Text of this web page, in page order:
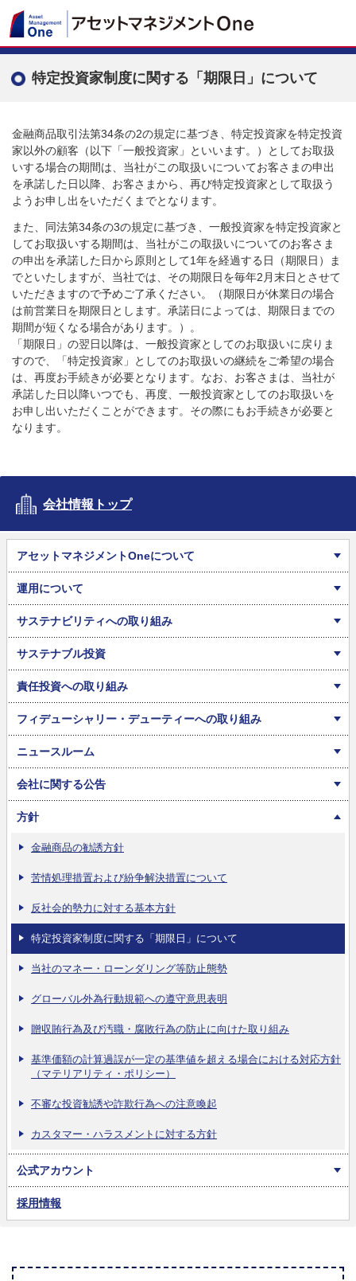
特定投資家制度に関する「期限日」について
金融商品取引法第34条の2の規定に基づき、特定投資家を特定投資
家以外の顧客（以下「一般投資家」といいます。）としてお取扱
いする場合の期間は、当社がこの取扱いについてお客さまの申出
を承諾した日以降、お客さまから、再び特定投資家として取扱う
ようお申し出をいただくまでとなります。
また、同法第34条の3の規定に基づき、一般投資家を特定投資家と
してお取扱いする期間は、当社がこの取扱いについてのお客さま
の申出を承諾した日から原則として1年を経過する日（期限日）ま
でといたしますが、当社では、その期限日を毎年2月末日とさせて
いただきますので予めご了承ください。（期限日が休業日の場合
は前営業日を期限日とします。承諾日によっては、期限日までの
期間が短くなる場合があります。）。
「期限日」の翌日以降は、一般投資家としてのお取扱いに戻りま
すので、「特定投資家」としてのお取扱いの継続をご希望の場合
は、再度お手続きが必要となります。なお、お客さまは、当社が
承諾した日以降いつでも、再度、一般投資家としてのお取扱いを
お申し出いただくことができます。その際にもお手続きが必要と
なります。
会社情報トップ
アセットマネジメントOneについて
運用について
サステナビリティへの取り組み
サステナブル投資
責任投資への取り組み
フィデューシャリー・デューティーへの取り組み
ニュースルーム
会社に関する公告
方針
金融商品の勧誘方針
苦情処理措置および紛争解決措置について
反社会的勢力に対する基本方針
特定投資家制度に関する「期限日」について
当社のマネー・ローンダリング等防止態勢
グローバル外為行動規範への遵守意思表明
贈収賄行為及び汚職・腐敗行為の防止に向けた取り組み
基準価額の計算過誤が一定の基準値を超える場合における対応方針
（マテリアリティ・ポリシー）
不審な投資勧誘や詐欺行為への注意喚起
カスタマー・ハラスメントに対する方針
公式アカウント
採用情報